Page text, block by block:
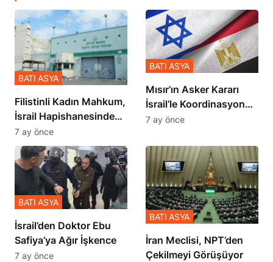
Filistinli Kadın Mahkum,
İsrail Hapishanesindeki
Zulmü Anlattı
BATI ASYA
7 ay önce
Mısır’ın Asker Kararı
İsrail’le Koordinasyon
İçinde Gerçekleşmiş
BATI ASYA
7 ay önce
İsrail’den Doktor Ebu
Safiya’ya Ağır İşkence
BATI ASYA
7 ay önce
İran Meclisi, NPT’den
Çekilmeyi Görüşüyor
BATI ASYA